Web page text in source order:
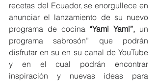
recetas del Ecuador, se enorgullece en
anunciar el lanzamiento de su nuevo
programa de cocina “Yami Yami”, un
programa sabrosón” que podrán
disfrutar en su en su canal de YouTube
y en el cual podrán encontrar
inspiración y nuevas ideas para